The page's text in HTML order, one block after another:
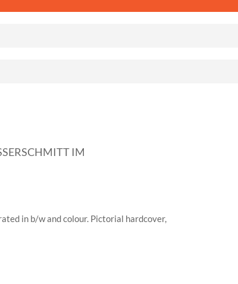
IM
in b/w and colour. Pictorial hardcover,